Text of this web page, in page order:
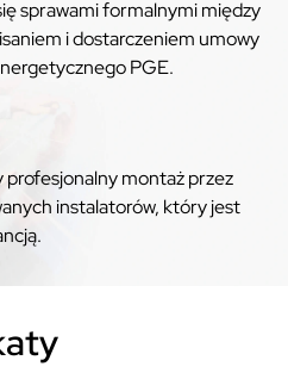
sprawami formalnymi między
i dostarczeniem umowy
PGE.
profesjonalny montaż przez
instalatorów, który jest